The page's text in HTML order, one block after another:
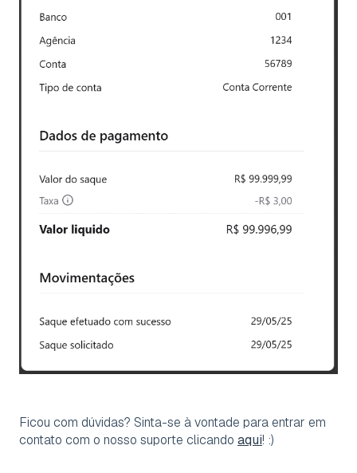
Ficou com dúvidas? Sinta-se à vontade para entrar em
contato com o nosso suporte clicando aqui! :)